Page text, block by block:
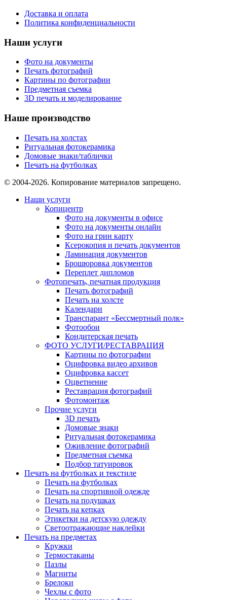
Доставка и оплата
Политика конфиденциальности
Наши услуги
Фото на документы
Печать фотографий
Картины по фотографии
Предметная съемка
3D печать и моделирование
Наше производство
Печать на холстах
Ритуальная фотокерамика
Домовые знаки/таблички
Печать на футболках
© 2004-2026. Копирование материалов запрещено.
Наши услуги
Копицентр
Фото на документы в офисе
Фото на документы онлайн
Фото на грин карту
Ксерокопия и печать документов
Ламинация документов
Брошюровка документов
Переплет дипломов
Фотопечать, печатная продукция
Печать фотографий
Печать на холсте
Календари
Транспарант «Бессмертный полк»
Фотообои
Кондитерская печать
ФОТО УСЛУГИ/РЕСТАВРАЦИЯ
Картины по фотографии
Оцифровка видео архивов
Оцифровка кассет
Оцветнение
Реставрация фотографий
Фотомонтаж
Прочие услуги
3D печать
Домовые знаки
Ритуальная фотокерамика
Оживление фотографий
Предметная съемка
Подбор татуировок
Печать на футболках и текстиле
Печать на футболках
Печать на спортивной одежде
Печать на подушках
Печать на кепках
Этикетки на детскую одежду
Светоотражающие наклейки
Печать на предметах
Кружки
Термостаканы
Пазлы
Магниты
Брелоки
Чехлы с фото